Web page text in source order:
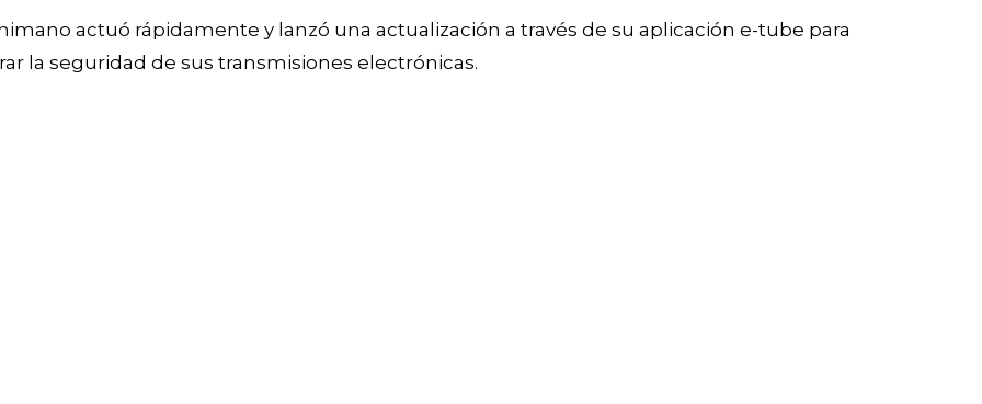
actuó rápidamente y lanzó una actualización a través de su aplicación e-tube para
la seguridad de sus transmisiones electrónicas.